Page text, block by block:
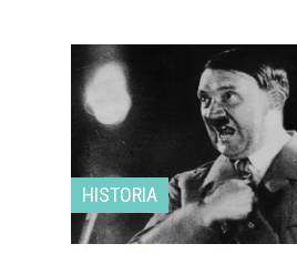
HISTORIA